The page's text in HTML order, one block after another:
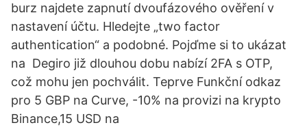
burz najdete zapnutí dvoufázového ověření v
nastavení účtu. Hledejte „two factor
authentication“ a podobné. Pojďme si to ukázat
na Degiro již dlouhou dobu nabízí 2FA s OTP,
což mohu jen pochválit. Teprve Funkční odkaz
pro 5 GBP na Curve, -10% na provizi na krypto
Binance,15 USD na